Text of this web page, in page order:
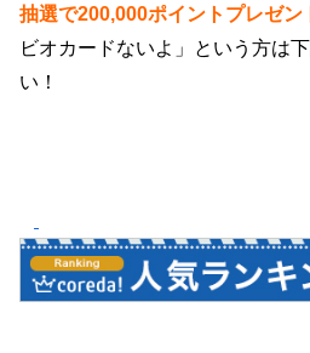
抽選で200,000ポイントプレゼン
ビオカードないよ」という方は
い！